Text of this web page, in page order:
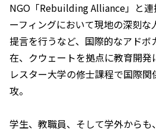
NGO「Rebuilding Alliance」と連
ーフィングにおいて現地の深刻な
提言を行うなど、国際的なアドボ
在、クウェートを拠点に教育開
レスター大学の修士課程で国際
攻。
学生、教職員、そして学外から